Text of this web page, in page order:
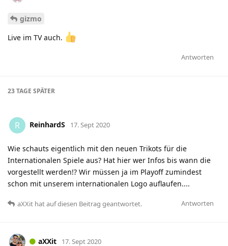
gizmo
Live im TV auch.
Antworten
23 TAGE SPÄTER
R ReinhardS 17. Sept 2020
Wie schauts eigentlich mit den neuen Trikots für die
Internationalen Spiele aus? Hat hier wer Infos bis wann die
vorgestellt werden!? Wir müssen ja im Playoff zumindest
schon mit unserem internationalen Logo auflaufen....
Antworten
aXXit hatauf diesen Beitrag geantwortet.
aXXit 17. Sept 2020